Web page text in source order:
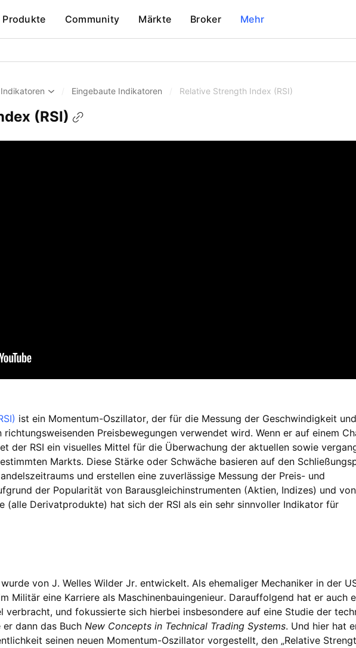
Produkte Community Märkte Broker Mehr
Indikatoren Eingebaute Indikatoren Relative Strength Index (RSI)
(RSI)
ist ein Momentum-Oszillator, der für die Messung der Geschwindigkeit und
Preisbewegungen verwendet wird. Wenn er auf einem
der RSI ein visuelles Mittel für die Überwachung der aktuellen sowie
Markts. Diese Stärke oder Schwäche basieren auf den
und erstellen eine zuverlässige Messung der Preis- und
der Popularität von Barausgleichinstrumenten (Aktien, Indizes) und von
(alle Derivatprodukte) hat sich der RSI als ein sehr sinnvoller Indikator für
von J. Welles Wilder Jr. entwickelt. Als ehemaliger Mechaniker in der
Militär eine Karriere als Maschinenbauingenieur. Darauffolgend hat er auch
verbracht, und fokussierte sich hierbei insbesondere auf eine Studie der
dann das Buch New Concepts in Technical Trading Systems. Und hier hat
seinen neuen Momentum-Oszillator vorgestellt, den „Relative